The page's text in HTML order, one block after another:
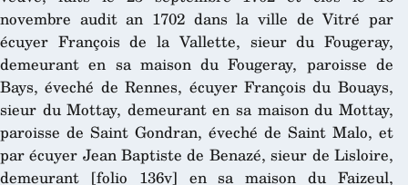
novembre audit an 1702 dans la ville de Vitré par
écuyer François de la Vallette, sieur du Fougeray,
demeurant en sa maison du Fougeray, paroisse de
Bays, éveché de Rennes, écuyer François du Bouays,
sieur du Mottay, demeurant en sa maison du Mottay,
paroisse de Saint Gondran, éveché de Saint Malo, et
par écuyer Jean Baptiste de Benazé, sieur de Lisloire,
demeurant [folio 136v] en sa maison du Faizeul,